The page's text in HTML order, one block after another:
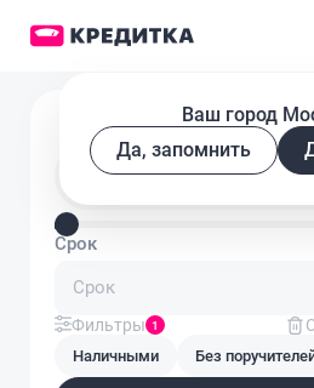
Ваш город
Да, запомнить
Подобрать
Введите сумму кредита
Срок
Срок
Фильтры 1
Наличными Без